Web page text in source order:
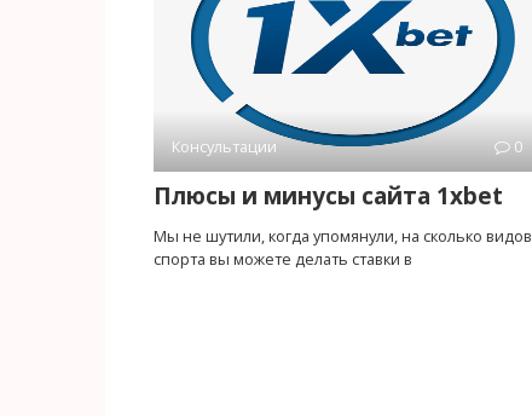
Консультации 0
Плюсы и минусы сайта 1xbet
Мы не шутили, когда упомянули, на сколько видов
спорта вы можете делать ставки в